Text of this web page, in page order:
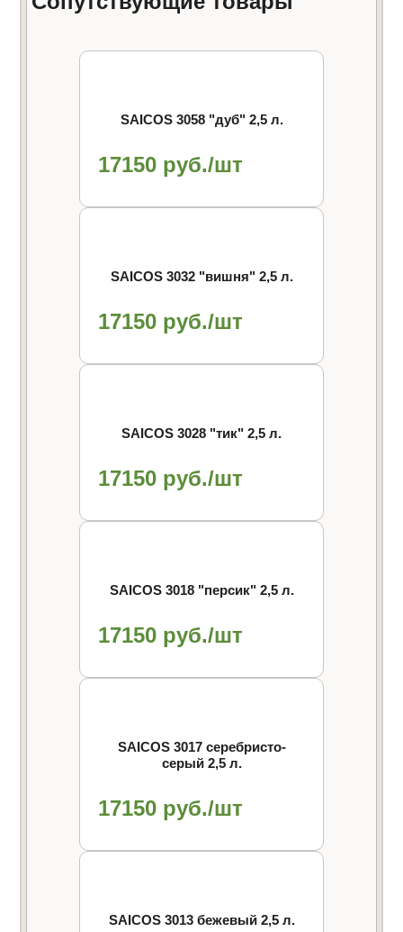
SAICOS 3058 "дуб" 2,5 л.
17150 руб./шт
SAICOS 3032 "вишня" 2,5 л.
17150 руб./шт
SAICOS 3028 "тик" 2,5 л.
17150 руб./шт
SAICOS 3018 "персик" 2,5 л.
17150 руб./шт
SAICOS 3017 cеребристо-
серый 2,5 л.
17150 руб./шт
SAICOS 3013 бежевый 2,5 л.